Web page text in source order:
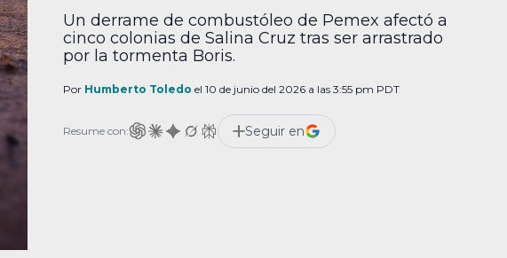
Un derrame de combustóleo de Pemex afectó a
cinco colonias de Salina Cruz tras ser arrastrado
por la tormenta Boris.
Por Humberto Toledo el 10 de junio del 2026 a las 3:55 pm PDT
Resume con: Seguir en